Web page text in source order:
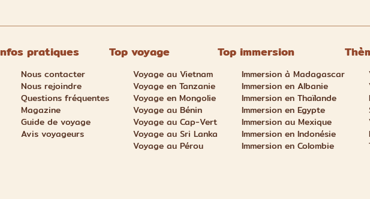
pratiques
Nous contacter
Nous rejoindre
Questions fréquentes
Magazine
Guide de voyage
Avis voyageurs
Top voyage
Voyage au Vietnam
Voyage en Tanzanie
Voyage en Mongolie
Voyage au Bénin
Voyage au Cap-Vert
Voyage au Sri Lanka
Voyage au Pérou
Top immersion
Immersion à Madagascar
Immersion en Albanie
Immersion en Thaïlande
Immersion en Egypte
Immersion au Mexique
Immersion en Indonésie
Immersion en Colombie